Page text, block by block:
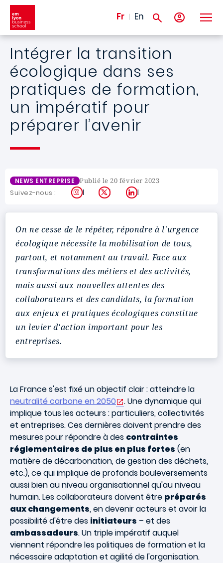
Aller au contenu principal
Fr En
Intégrer la transition
écologique dans ses
pratiques de formation,
un impératif pour
préparer l’avenir
NEWS ENTREPRISE Publié le 20 février 2023
Suivez-nous : Instagram
X LinkedIn
On ne cesse de le répéter, répondre à l'urgence
écologique nécessite la mobilisation de tous,
partout, et notamment au travail. Face aux
transformations des métiers et des activités,
mais aussi aux nouvelles attentes des
collaborateurs et des candidats, la formation
aux enjeux et pratiques écologiques constitue
un levier d'action important pour les
entreprises.
La France s'est fixé un objectif clair : atteindre la
neutralité carbone en 2050
. Une dynamique qui
implique tous les acteurs : particuliers, collectivités
et entreprises. Ces dernières doivent prendre des
mesures pour répondre à des contraintes
réglementaires de plus en plus fortes (en
matière de décarbonation, de gestion des déchets,
etc.), ce qui implique de profonds bouleversements
aussi bien au niveau organisationnel qu'au niveau
humain. Les collaborateurs doivent être préparés
aux changements, en devenir acteurs et avoir la
possibilité d'être des initiateurs – et des
ambassadeurs. Un triple impératif auquel
viennent répondre les politiques de formation et la
nécessaire adaptation et agilité de l'organisation.